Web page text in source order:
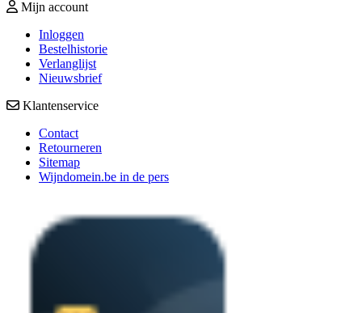
Mijn account
Inloggen
Bestelhistorie
Verlanglijst
Nieuwsbrief
Klantenservice
Contact
Retourneren
Sitemap
Wijndomein.be in de pers